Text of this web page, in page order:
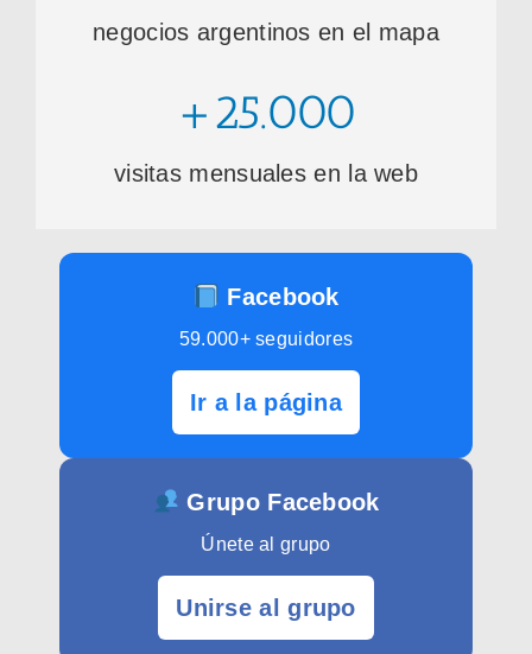
negocios argentinos en el mapa
+25.000
visitas mensuales en la web
Facebook
59.000+ seguidores
Ir a la página
Grupo Facebook
Únete al grupo
Unirse al grupo